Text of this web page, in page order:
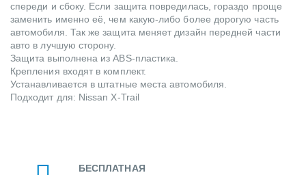
спереди и сбоку. Если защита повредилась, гораздо проще
заменить именно её, чем какую-либо более дорогую часть
автомобиля. Так же защита меняет дизайн передней части
авто в лучшую сторону.
Защита выполнена из ABS-пластика.
Крепления входят в комплект.
Устанавливается в штатные места автомобиля.
Подходит для: Nissan X-Trail
БЕСПЛАТНАЯ